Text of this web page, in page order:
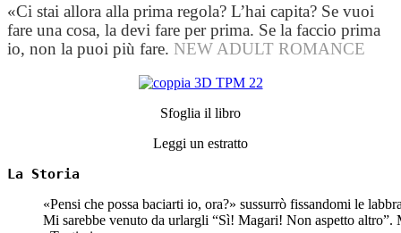
«Ci stai allora alla prima regola? L’hai capita? Se vuoi
fare una cosa, la devi fare per prima. Se la faccio prima
io, non la puoi più fare. NEW ADULT ROMANCE
Sfoglia il libro
Leggi un estratto
La Storia
«Pensi che possa baciarti io, ora?» sussurrò fissandomi le
Mi sarebbe venuto da urlargli “Sì! Magari! Non aspetto altro”.